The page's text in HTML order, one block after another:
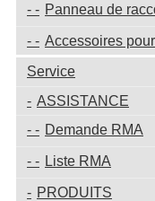
Panneau de
Accessoires
Service
ASSISTANCE
Demande RMA
Liste RMA
PRODUITS